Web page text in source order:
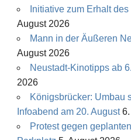
Initiative zum Erhalt
August 2026
Mann in der Äußeren
August 2026
Neustadt-Kinotipps ab
2026
Königsbrücker: Umbau
Infoabend am 20. August
Protest gegen